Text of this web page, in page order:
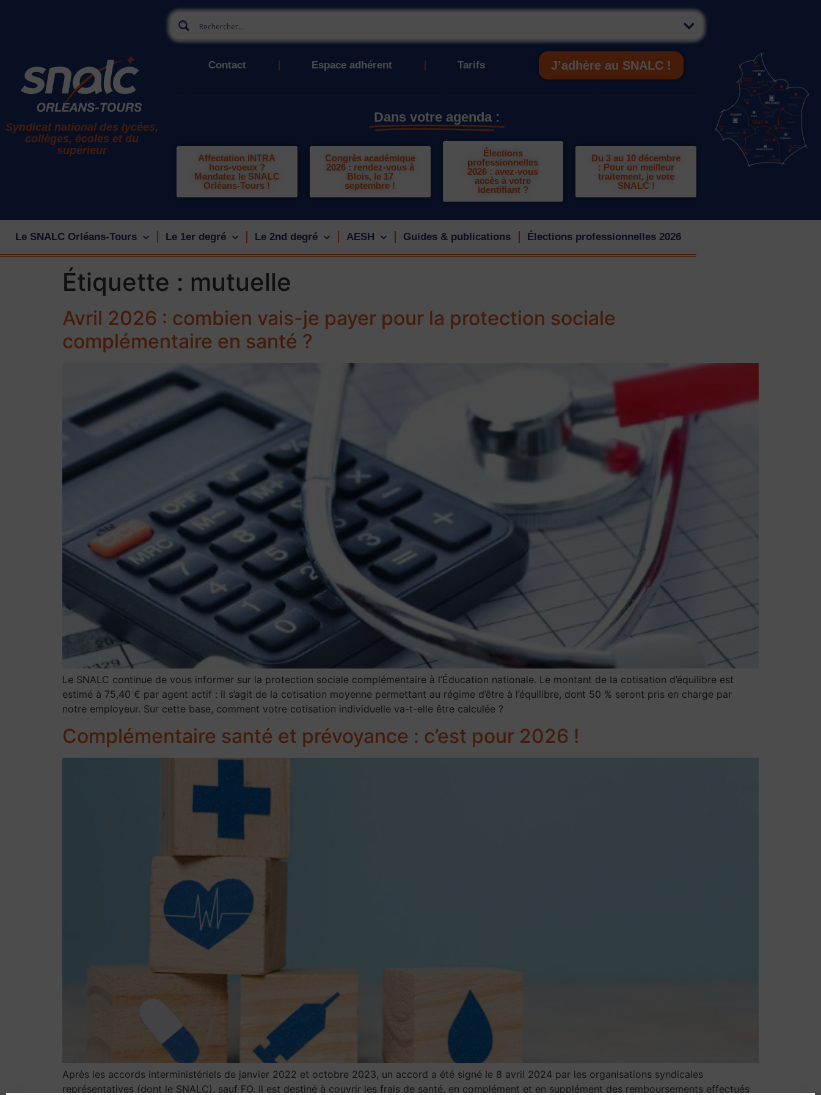
Syndicat national des lycées,
collèges, écoles et du
supérieur
Contact Espace adhérent Tarifs J’adhère au SNALC !
Dans votre agenda :
Affectation INTRA
hors-voeux ?
Mandatez le SNALC
Orléans-Tours !
Congrès académique
2026 : rendez-vous à
Blois, le 17
septembre !
Élections
professionnelles
2026 : avez-vous
accès à votre
identifiant ?
Du 3 au 10 décembre
: Pour un meilleur
traitement, je vote
SNALC !
Le SNALC Orléans-Tours Le 1er degré Le 2nd degré AESH Guides & publications Élections professionnelles 2026
Étiquette : mutuelle
Avril 2026 : combien vais-je payer pour la protection sociale
complémentaire en santé ?
Le SNALC continue de vous informer sur la protection sociale complémentaire à l’Éducation nationale. Le montant de la cotisation d’équilibre est
estimé à 75,40 € par agent actif : il s’agit de la cotisation moyenne permettant au régime d’être à l’équilibre, dont 50 % seront pris en charge par
notre employeur. Sur cette base, comment votre cotisation individuelle va-t-elle être calculée ?
Complémentaire santé et prévoyance : c’est pour 2026 !
Après les accords interministériels de janvier 2022 et octobre 2023, un accord a été signé le 8 avril 2024 par les organisations syndicales
représentatives (dont le SNALC), sauf FO. Il est destiné à couvrir les frais de santé, en complément et en supplément des remboursements effectués